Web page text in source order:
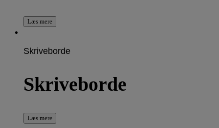
Læs mere
Skriveborde
Skriveborde
Læs mere